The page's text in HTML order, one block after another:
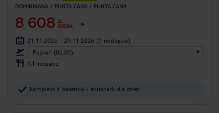
DOMINIKANA PUNTA CANA PUNTA CANA
8 608 ZŁ
OSOBA
21.11.2026 - 29.11.2026 (7 noclegów)
Poznań (06:00)
All Inclusive
kompleks 5 basenów i aquapark dla dzieci